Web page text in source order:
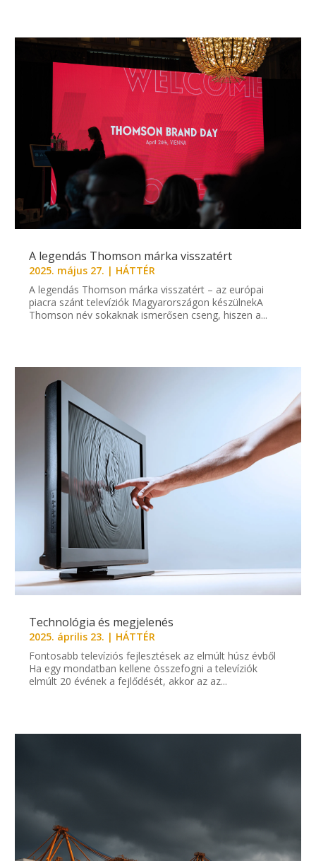
A legendás Thomson márka visszatért
2025. május 27. | HÁTTÉR
A legendás Thomson márka visszatért – az európai
piacra szánt televíziók Magyarországon készülnekA
Thomson név sokaknak ismerősen cseng, hiszen a...
Technológia és megjelenés
2025. április 23. | HÁTTÉR
Fontosabb televíziós fejlesztések az elmúlt húsz évből
Ha egy mondatban kellene összefogni a televíziók
elmúlt 20 évének a fejlődését, akkor az az...